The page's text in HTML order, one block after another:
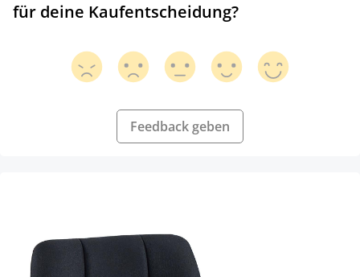
für deine Kaufentscheidung?
Feedback geben